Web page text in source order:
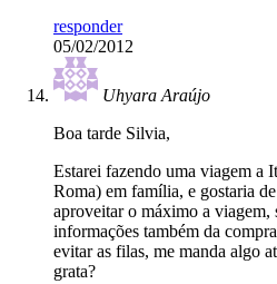
responder
05/02/2012
Uhyara Araújo
Boa tarde Silvia,
Estarei fazendo uma viagem a
Roma) em família, e gostaria
aproveitar o máximo a viagem,
informações também da
evitar as filas, me manda algo
grata?